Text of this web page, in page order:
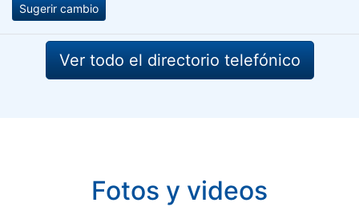
Sugerir cambio
Ver todo el directorio telefónico
Fotos y videos